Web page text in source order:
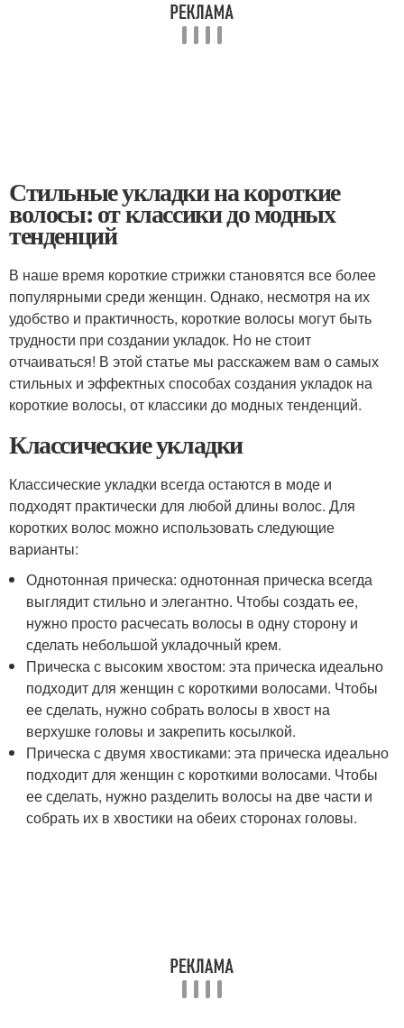
Стильные укладки на короткие
волосы: от классики до модных
тенденций
В наше время короткие стрижки становятся все более
популярными среди женщин. Однако, несмотря на их
удобство и практичность, короткие волосы могут быть
трудности при создании укладок. Но не стоит
отчаиваться! В этой статье мы расскажем вам о самых
стильных и эффектных способах создания укладок на
короткие волосы, от классики до модных тенденций.
Классические укладки
Классические укладки всегда остаются в моде и
подходят практически для любой длины волос. Для
коротких волос можно использовать следующие
варианты:
Однотонная прическа: однотонная прическа всегда
выглядит стильно и элегантно. Чтобы создать ее,
нужно просто расчесать волосы в одну сторону и
сделать небольшой укладочный крем.
Прическа с высоким хвостом: эта прическа идеально
подходит для женщин с короткими волосами. Чтобы
ее сделать, нужно собрать волосы в хвост на
верхушке головы и закрепить косылкой.
Прическа с двумя хвостиками: эта прическа идеально
подходит для женщин с короткими волосами. Чтобы
ее сделать, нужно разделить волосы на две части и
собрать их в хвостики на обеих сторонах головы.